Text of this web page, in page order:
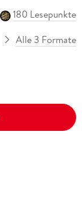
180 Lesepunkte
Alle 3 Formate